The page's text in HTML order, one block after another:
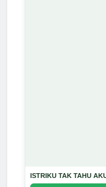
ISTRIKU TAK TAHU